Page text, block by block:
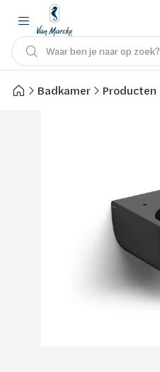
Waar ben je naar op zoek?
Badkamer Producten